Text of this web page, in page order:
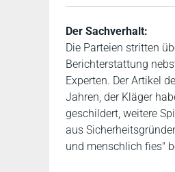
Der Sachverhalt:
Die Parteien stritten
Berichterstattung
Experten. Der Artikel
Jahren, der Kläger
geschildert, weitere
aus
und menschlich fies"